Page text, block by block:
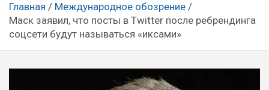
Главная
Международное обозрение
Маск заявил, что посты в Twitter после ребрендинга
соцсети будут называться «иксами»